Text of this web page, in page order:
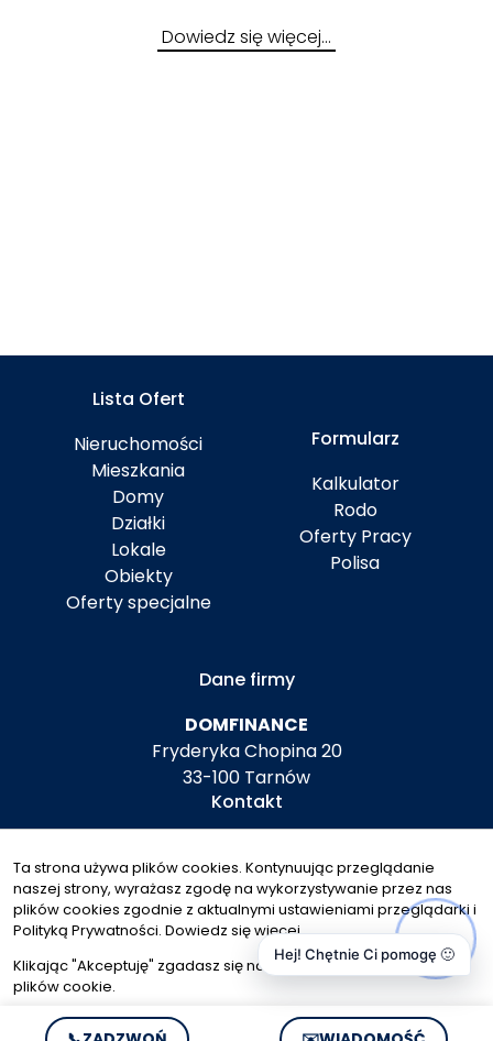
Dowiedz się więcej…
Lista Ofert
Nieruchomości
Mieszkania
Domy
Działki
Lokale
Obiekty
Oferty specjalne
Formularz
Kalkulator
Rodo
Oferty Pracy
Polisa
Dane firmy
DOMFINANCE
Fryderyka Chopina 20
33-100 Tarnów
Kontakt
+48 792 604 708
Znajdziesz nas tu
© 2026 Wszystkie prawa zastrzeżone | Program dla biur
Ta strona używa plików cookies. Kontynuując przeglądanie
naszej strony, wyrażasz zgodę na wykorzystywanie przez nas
plików cookies zgodnie z aktualnymi ustawieniami przeglądarki i
Polityką Prywatności. Dowiedz się więcej
Klikając "Akceptuję" zgadasz się na wykorzystywanie przez nas
plików cookie.
Akceptuję
Hej! Chętnie Ci pomogę 🙂